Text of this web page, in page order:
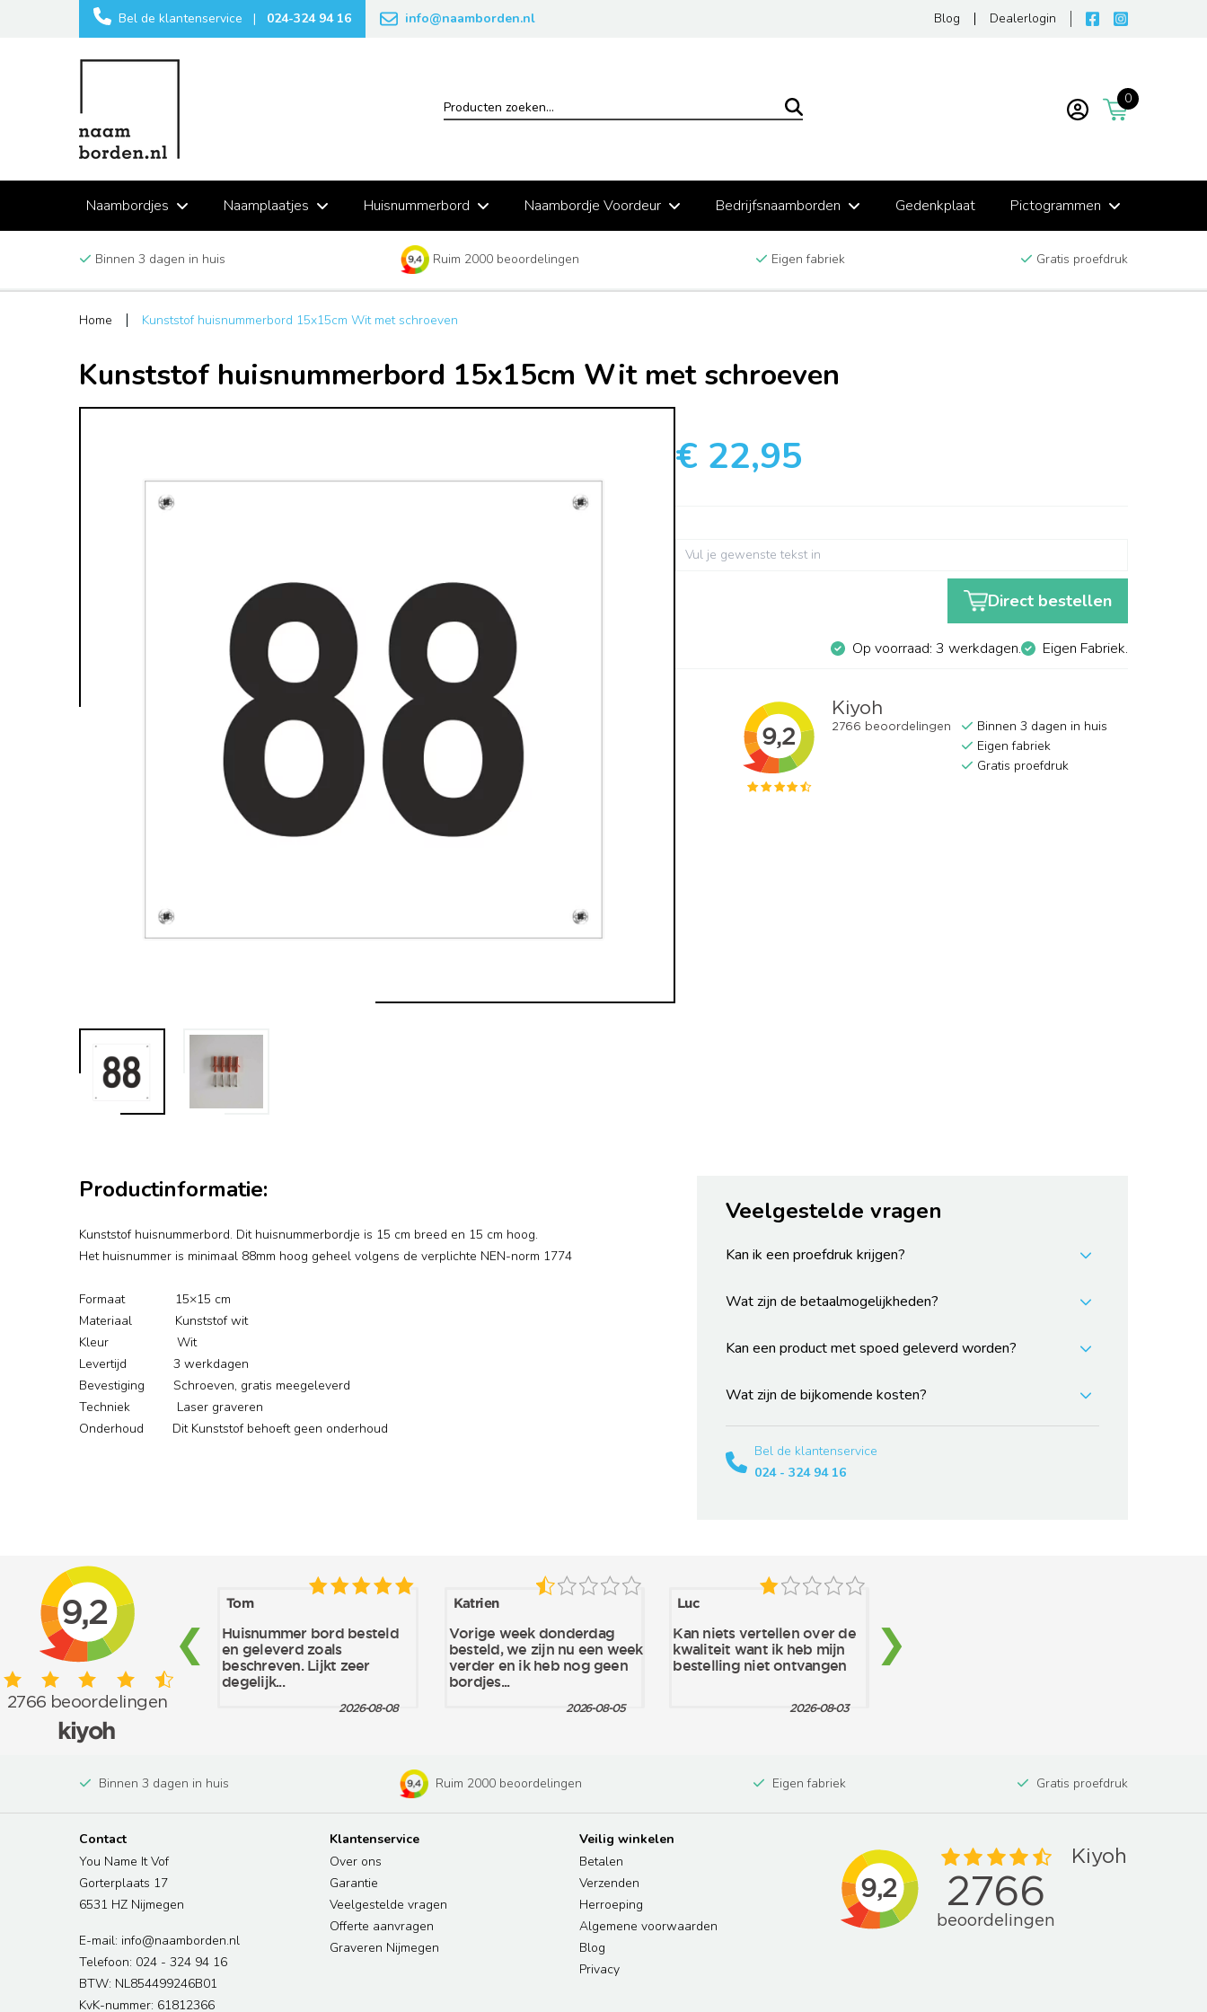
Bel de klantenservice | 024-324 94 16 info@naamborden.nl Blog Dealerlogin
0
Naambordjes Naamplaatjes Huisnummerbord Naambordje Voordeur Bedrijfsnaamborden Gedenkplaat Pictogrammen
Binnen 3 dagen in huis Ruim 2000 beoordelingen Eigen fabriek Gratis proefdruk
Home Kunststof huisnummerbord 15x15cm Wit met schroeven
Kunststof huisnummerbord 15x15cm Wit met schroeven
€ 22,95
Direct bestellen
Op voorraad: 3 werkdagen. Eigen Fabriek.
Binnen 3 dagen in huis
Eigen fabriek
Gratis proefdruk
Productinformatie:
Kunststof huisnummerbord. Dit huisnummerbordje is 15 cm breed en 15 cm hoog.
Het huisnummer is minimaal 88mm hoog geheel volgens de verplichte NEN-norm 1774
Formaat 15×15 cm
Materiaal Kunststof wit
Kleur Wit
Levertijd 3 werkdagen
Bevestiging Schroeven, gratis meegeleverd
Techniek Laser graveren
Onderhoud Dit Kunststof behoeft geen onderhoud
Veelgestelde vragen
Kan ik een proefdruk krijgen?
Wat zijn de betaalmogelijkheden?
Kan een product met spoed geleverd worden?
Wat zijn de bijkomende kosten?
Bel de klantenservice
024 - 324 94 16
Binnen 3 dagen in huis Ruim 2000 beoordelingen Eigen fabriek Gratis proefdruk
Contact
You Name It Vof
Gorterplaats 17
6531 HZ Nijmegen
E-mail: info@naamborden.nl
Telefoon: 024 - 324 94 16
BTW: NL854499246B01
KvK-nummer: 61812366
Klantenservice
Over ons
Garantie
Veelgestelde vragen
Offerte aanvragen
Graveren Nijmegen
Veilig winkelen
Betalen
Verzenden
Herroeping
Algemene voorwaarden
Blog
Privacy